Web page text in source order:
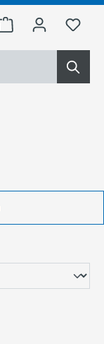
Warenkorb Du